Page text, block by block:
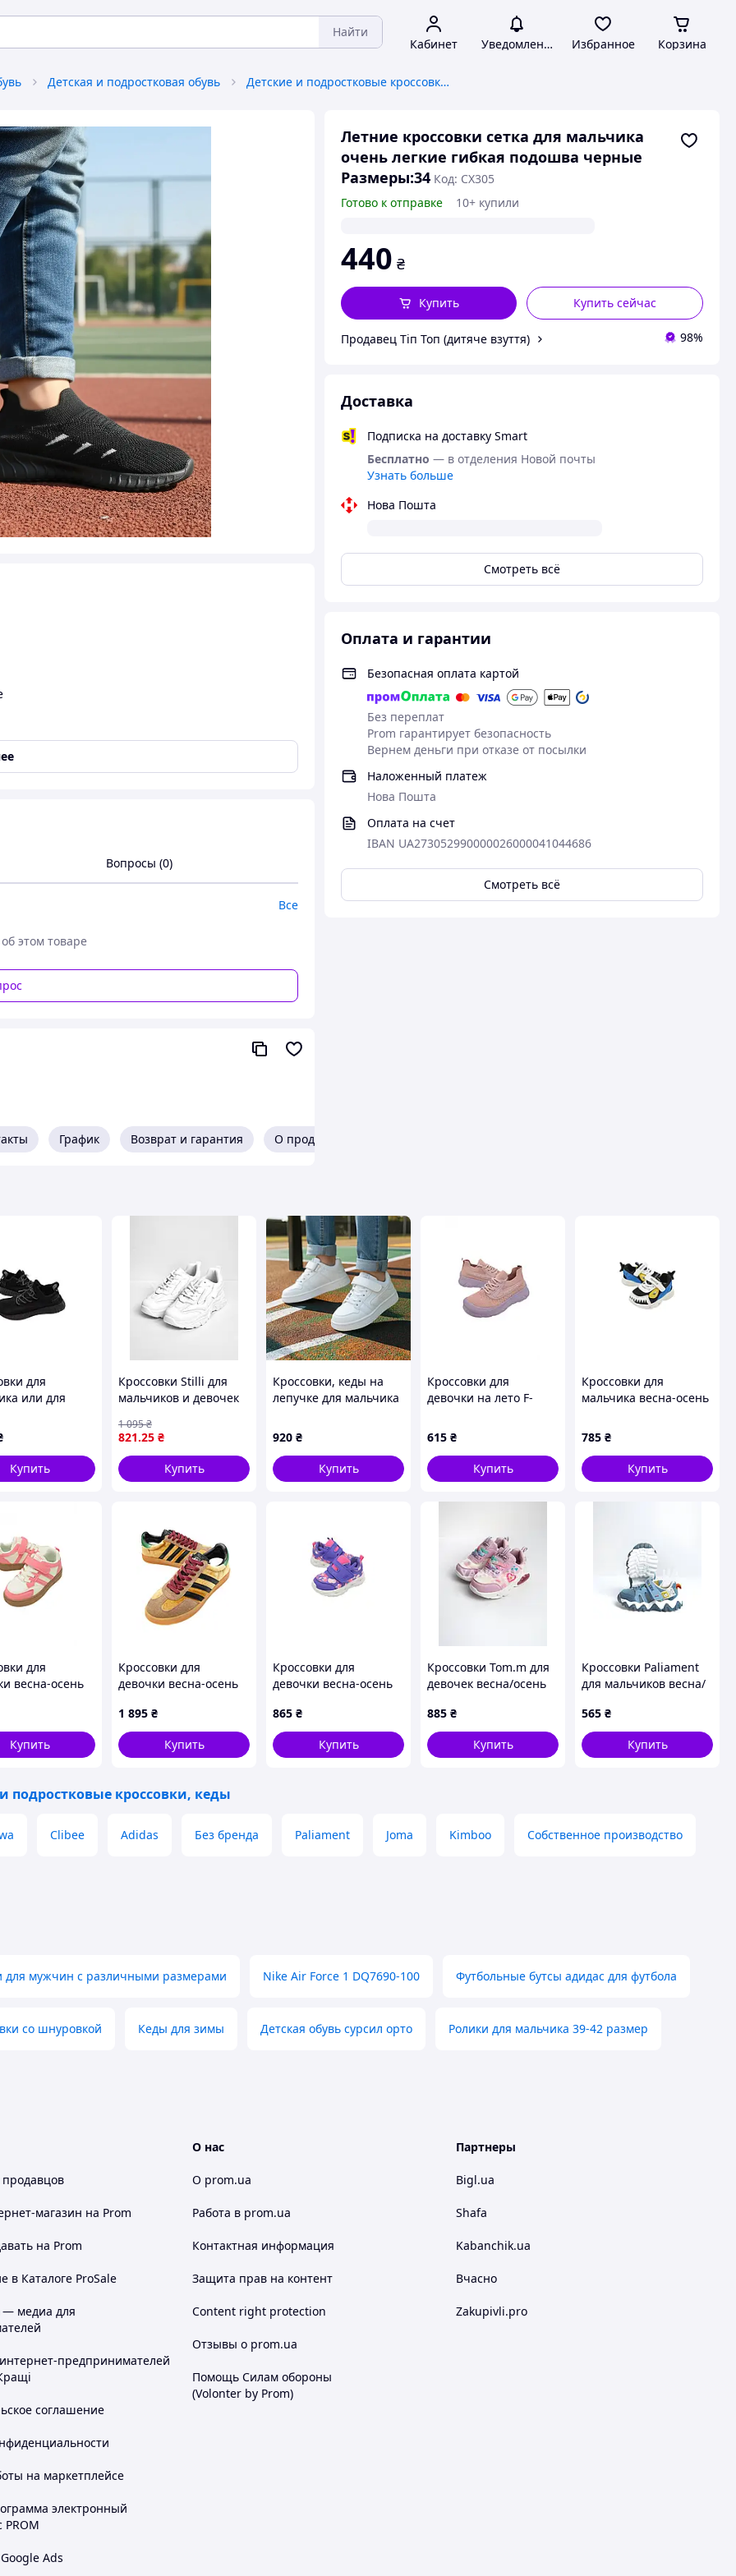
Найти
Кабинет Уведомления Избранное Корзина
Детская и подростковая обувь Детские и подростковые кроссовки, кеды
Летние кроссовки сетка для мальчика
очень легкие гибкая подошва черные
Размеры:34 Код: СХ305
Готово к отправке
10+ купили
440 ₴
Купить сейчас
Купить
Продавец Тіп Топ (дитяче взуття) 98%
Доставка
Подписка на доставку Smart
Бесплатно — в отделения Новой почты
Узнать больше
Нова Пошта
Смотреть всё
Оплата и гарантии
Безопасная оплата картой
Без переплат
Prom гарантирует безопасность
Вернем деньги при отказе от посылки
Наложенный платеж
Нова Пошта
Оплата на счет
IBAN UA273052990000026000041044686
Смотреть всё
Вопросы (0)
Все
этом товаре
График Возврат и гарантия О продавце
для
или для
черный
38(р)
Купить
Кроссовки Stilli для
мальчиков и девочек
натуральная кожа
белая Разводы
накладки кожаные
40(р)
821.25 ₴
1 095₴
Купить
Кроссовки, кеды на
лепучке для мальчика
удобные . Размер 32-
37
920 ₴
Купить
Кроссовки для
девочки на лето F-
пудра/сирень клипса-
утяжка 27(р)
615 ₴
Купить
Кроссовки для
мальчика весна-осень
сетка черный/белый
SPORT 25(р)
785 ₴
Купить
для
весна-осень
подошва
Купить
Кроссовки для
девочки весна-осень
кожа горчица/черный
Gucci 40(р)
1 895 ₴
Купить
Кроссовки для
девочки весна-осень
фиолетовый LOOK
22(р)
865 ₴
Купить
Кроссовки Tom.m для
девочек весна/осень
розовый LOVE 25(р)
885 ₴
Купить
Кроссовки Paliament
для мальчиков весна/
сетка сизый Rabbit
22(р)
565 ₴
Купить
подростковые кроссовки, кеды
Clibee Adidas Без бренда Paliament Joma Kimboo Собственное производство
для мужчин с различными размерами Nike Air Force 1 DQ7690-100 Футбольные бутсы адидас для футбола
со шнуровкой Кеды для зимы Детская обувь сурсил орто Ролики для мальчика 39-42 размер
магазин на Prom
на Prom
в Каталоге ProSale
— медиа для
предпринимателей
соглашение
на маркетплейсе
электронный
PROM
Ads
О нас
О prom.ua
Работа в prom.ua
Контактная информация
Защита прав на контент
Content right protection
Отзывы о prom.ua
Помощь Силам обороны
(Volonter by Prom)
Партнеры
Bigl.ua
Shafa
Kabanchik.ua
Вчасно
Zakupivli.pro